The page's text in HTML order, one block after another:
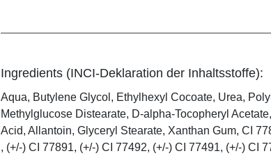
Ingredients (INCI-Deklaration der Inhaltsstoffe):
Aqua, Butylene Glycol, Ethylhexyl Cocoate, Urea,
Methylglucose Distearate, D-alpha-Tocopheryl
Acid, Allantoin, Glyceryl Stearate, Xanthan Gum, CI
, (+/-) CI 77891, (+/-) CI 77492, (+/-) CI 77491, (+/-) CI